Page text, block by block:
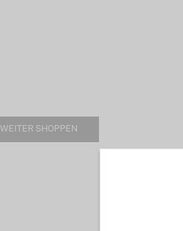
WEITER SHOPPEN